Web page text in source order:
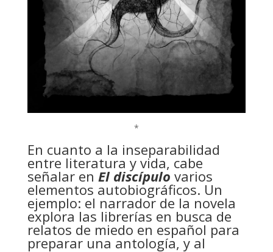
*
En cuanto a la inseparabilidad
entre literatura y vida, cabe
señalar en El discípulo varios
elementos autobiográficos. Un
ejemplo: el narrador de la novela
explora las librerías en busca de
relatos de miedo en español para
preparar una antología, y al